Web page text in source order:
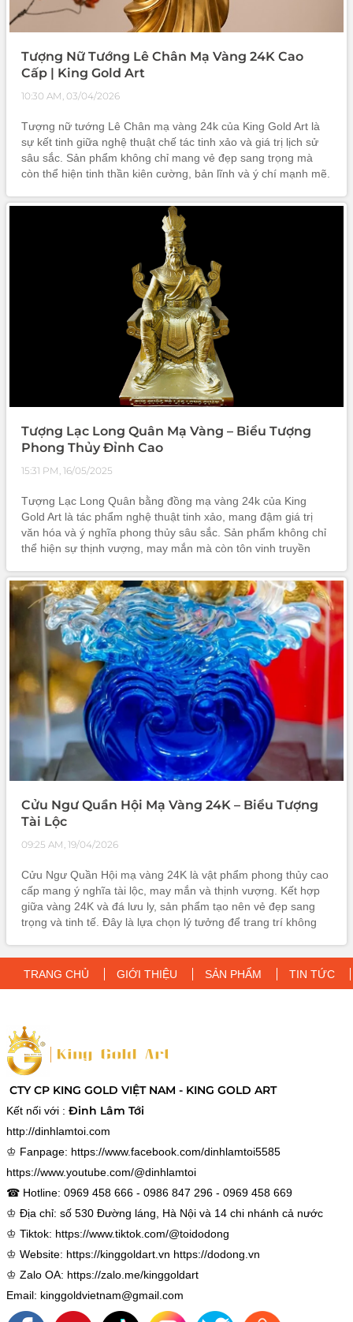
Tượng Nữ Tướng Lê Chân Mạ Vàng 24K Cao
Cấp | King Gold Art
10:30 AM, 03/04/2026
Tượng nữ tướng Lê Chân mạ vàng 24k của King Gold Art là
sự kết tinh giữa nghệ thuật chế tác tinh xảo và giá trị lịch sử
sâu sắc. Sản phẩm không chỉ mang vẻ đẹp sang trọng mà
còn thể hiện tinh thần kiên cường, bản lĩnh và ý chí mạnh mẽ.
hoặc làm quà tặng ý nghĩa, góp phần tôn vinh giá trị văn hóa
và khẳng định đẳng cấp người sở hữu.
Tượng Lạc Long Quân Mạ Vàng – Biểu Tượng
Phong Thủy Đỉnh Cao
15:31 PM, 16/05/2025
Tượng Lạc Long Quân bằng đồng mạ vàng 24k của King
Gold Art là tác phẩm nghệ thuật tinh xảo, mang đậm giá trị
văn hóa và ý nghĩa phong thủy sâu sắc. Sản phẩm không chỉ
thể hiện sự thịnh vượng, may mắn mà còn tôn vinh truyền
ở, văn phòng hoặc
Cửu Ngư Quần Hội Mạ Vàng 24K – Biểu Tượng
Tài Lộc
09:25 AM, 19/04/2026
Cửu Ngư Quần Hội mạ vàng 24K là vật phẩm phong thủy cao
cấp mang ý nghĩa tài lộc, may mắn và thịnh vượng. Kết hợp
giữa vàng 24K và đá lưu ly, sản phẩm tạo nên vẻ đẹp sang
trọng và tinh tế. Đây là lựa chọn lý tưởng để trang trí không
TRANG CHỦ
GIỚI THIỆU SẢN PHẨM TIN TỨC
CTY CP KING GOLD VIỆT NAM - KING GOLD ART
Kết nối với : Đinh Lâm Tới
http://dinhlamtoi.com
♔ Fanpage: https://www.facebook.com/dinhlamtoi5585
https://www.youtube.com/@dinhlamtoi
☎ Hotline: 0969 458 666 - 0986 847 296 - 0969 458 669
♔ Địa chỉ: số 530 Đường láng, Hà Nội và 14 chi nhánh cả nước
♔ Tiktok: https://www.tiktok.com/@toidodong
♔ Website: https://kinggoldart.vn https://dodong.vn
♔ Zalo OA: https://zalo.me/kinggoldart
Email: kinggoldvietnam@gmail.com